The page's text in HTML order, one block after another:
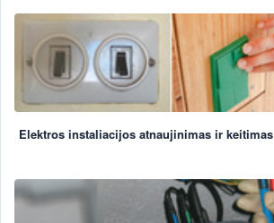
Elektros instaliacijos atnaujinimas ir keitimas